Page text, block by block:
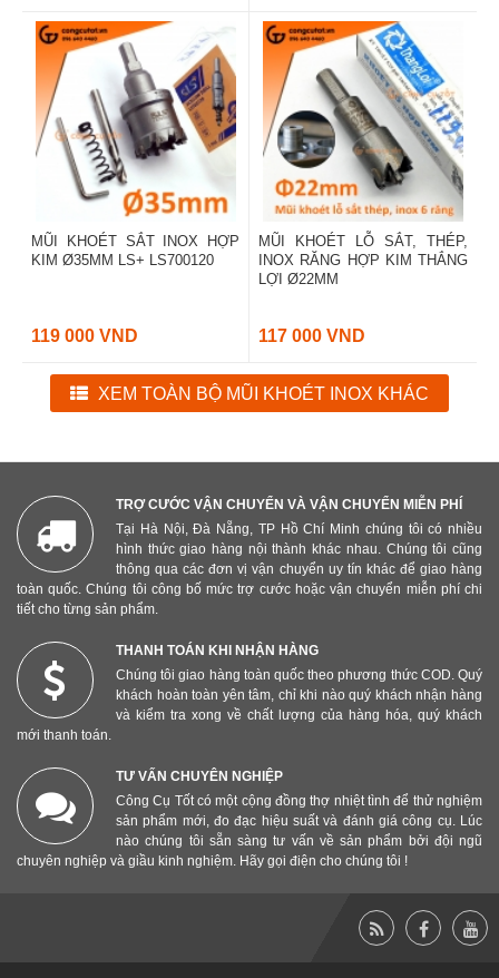
MŨI KHOÉT SẮT INOX HỢP
KIM Ø35MM LS+ LS700120
119 000 VND
MŨI KHOÉT LỖ SẮT, THÉP,
INOX RĂNG HỢP KIM THẮNG
LỢI Ø22MM
117 000 VND
XEM TOÀN BỘ MŨI KHOÉT INOX KHÁC
TRỢ CƯỚC VẬN CHUYỂN VÀ VẬN CHUYỂN MIỄN PHÍ
Tại Hà Nội, Đà Nẵng, TP Hồ Chí Minh chúng tôi có nhiều
hình thức giao hàng nội thành khác nhau. Chúng tôi cũng
thông qua các đơn vị vận chuyển uy tín khác để giao hàng
toàn quốc. Chúng tôi công bố mức trợ cước hoặc vận chuyển miễn phí chi
tiết cho từng sản phẩm.
THANH TOÁN KHI NHẬN HÀNG
Chúng tôi giao hàng toàn quốc theo phương thức COD. Quý
khách hoàn toàn yên tâm, chỉ khi nào quý khách nhận hàng
và kiểm tra xong về chất lượng của hàng hóa, quý khách
mới thanh toán.
TƯ VẤN CHUYÊN NGHIỆP
Công Cụ Tốt có một cộng đồng thợ nhiệt tình để thử nghiệm
sản phẩm mới, đo đạc hiệu suất và đánh giá công cụ. Lúc
nào chúng tôi sẵn sàng tư vấn về sản phẩm bởi đội ngũ
chuyên nghiệp và giầu kinh nghiệm. Hãy gọi điện cho chúng tôi !